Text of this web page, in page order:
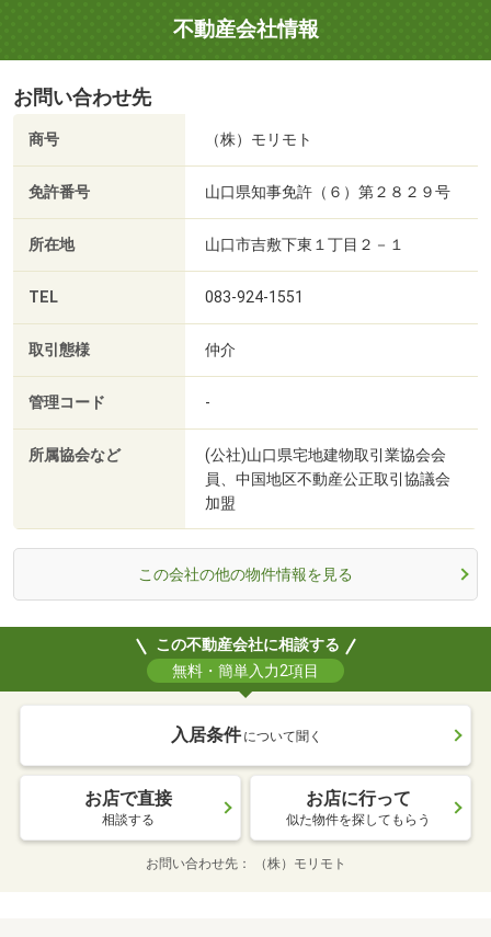
不動産会社情報
お問い合わせ先
商号 （株）モリモト
免許番号 山口県知事免許（６）第２８２９号
所在地 山口市吉敷下東１丁目２－１
TEL 083-924-1551
取引態様 仲介
管理コード -
所属協会など
(公社)山口県宅地建物取引業協会会
員、中国地区不動産公正取引協議会
加盟
この会社の他の物件情報を見る
この不動産会社に相談する
無料・簡単入力2項目
入居条件 について聞く
お店で直接
相談する
お店に行って
似た物件を探してもらう
お問い合わせ先 （株）モリモト